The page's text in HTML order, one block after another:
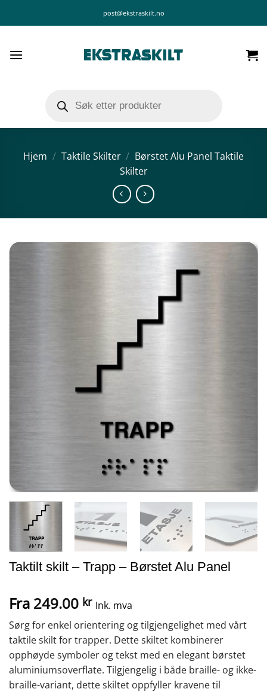
post@ekstraskilt.no
search
Hjem / Taktile Skilter / Børstet Alu Panel Taktile
Skilter
Taktilt skilt – Trapp – Børstet Alu Panel
Fra 249.00 kr Ink. mva
Sørg for enkel orientering og tilgjengelighet med vårt
taktile skilt for trapper. Dette skiltet kombinerer
opphøyde symboler og tekst med en elegant børstet
aluminiumsoverflate. Tilgjengelig i både braille- og ikke-
braille-variant, dette skiltet oppfyller kravene til